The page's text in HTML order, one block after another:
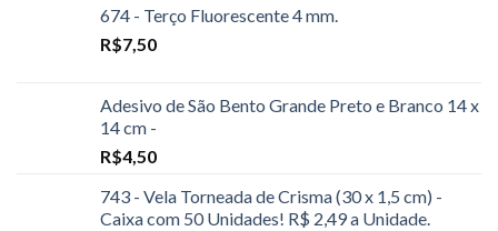
674 - Terço Fluorescente 4 mm.
R$7,50
Adesivo de São Bento Grande Preto e Branco 14 x
14 cm -
R$4,50
743 - Vela Torneada de Crisma (30 x 1,5 cm) -
Caixa com 50 Unidades! R$ 2,49 a Unidade.